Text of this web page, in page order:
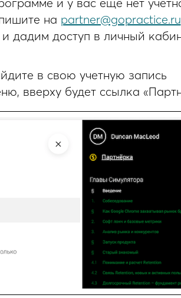
на partner@gopractice.ru
дадим доступ в личный
в свою учетную запись
вверху будет ссылка